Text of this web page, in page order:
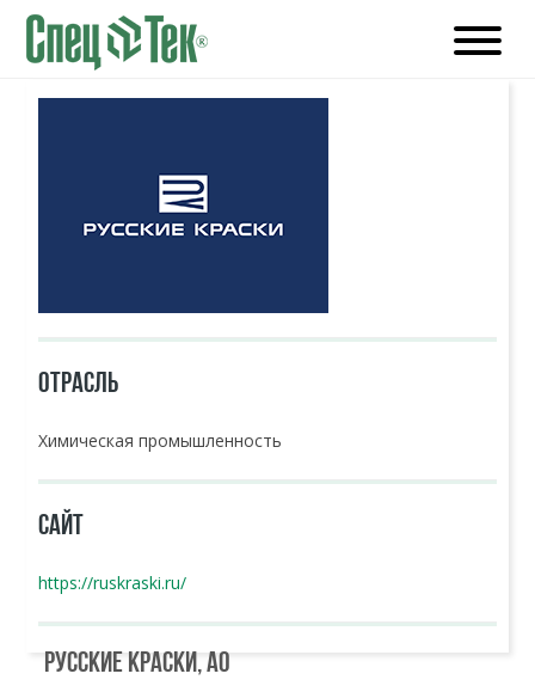
ОТРАСЛЬ
Химическая промышленность
САЙТ
https://ruskraski.ru/
Русские краски, АО